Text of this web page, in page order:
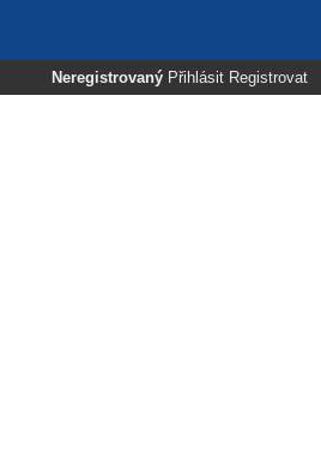
Neregistrovaný Přihlásit Registrovat